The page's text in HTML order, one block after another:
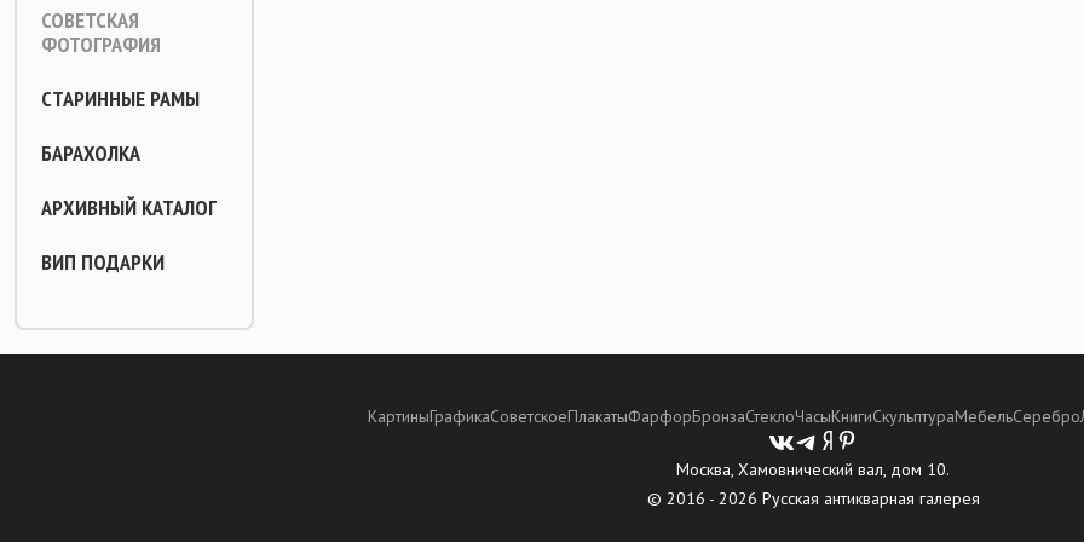
СОВЕТСКАЯ
ФОТОГРАФИЯ
СТАРИННЫЕ РАМЫ
БАРАХОЛКА
АРХИВНЫЙ КАТАЛОГ
ВИП ПОДАРКИ
КартиныГрафикаСоветскоеПлакатыФарфорБронзаСтеклоЧасыКнигиСкульптураМебельСеребро
Москва, Хамовнический вал, дом 10.
© 2016 - 2026 Русская антикварная галерея